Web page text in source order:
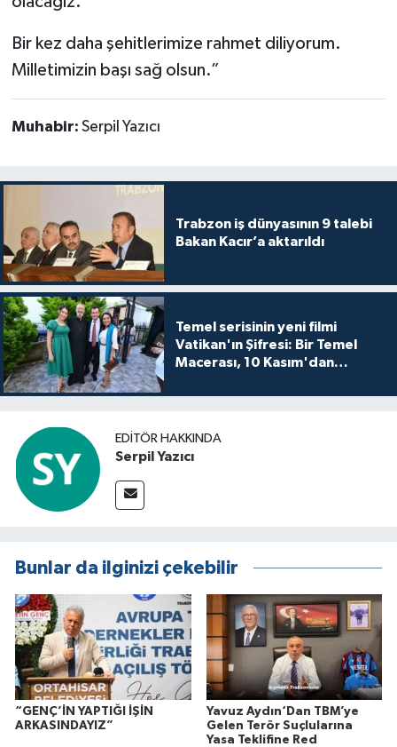
Bir kez daha şehitlerimize rahmet diliyorum.
Milletimizin başı sağ olsun.”
Muhabir: Serpil Yazıcı
Trabzon iş dünyasının 9 talebi
Bakan Kacır’a aktarıldı
Temel serisinin yeni filmi
Vatikan'ın Şifresi: Bir Temel
Macerası, 10 Kasım'dan
buluşuyo
EDITÖR HAKKINDA
Serpil Yazıcı
Bunlar da ilginizi çekebilir
“GENÇ’İN YAPTIĞI İŞİN
ARKASINDAYIZ”
Yavuz Aydın‘Dan TBM’ye
Gelen Terör Suçlularına
Yasa Teklifine Red